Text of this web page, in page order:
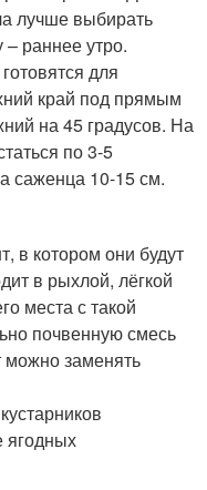
лучше выбирать
раннее утро.
для
край под прямым
на 45 градусов. На
по 3-5
саженца 10-15 см.
в котором они будут
в рыхлой, лёгкой
места с такой
почвенную смесь
можно заменять